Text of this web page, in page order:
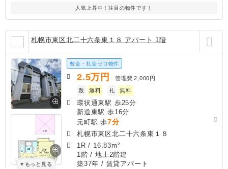
人気上昇中！注目の物件です！
札幌市東区北二十六条東１８ アパート 1階
もっと見る
敷金・礼金ゼロ物件
2.5万円 管理費 2,000円
敷
無料 礼 無料
環状通東駅 歩25分
新道東駅 歩16分
元町駅 歩7分
札幌市東区北二十六条東１８
1R / 16.83m²
1階 / 地上2階建
築37年 / 賃貸アパート